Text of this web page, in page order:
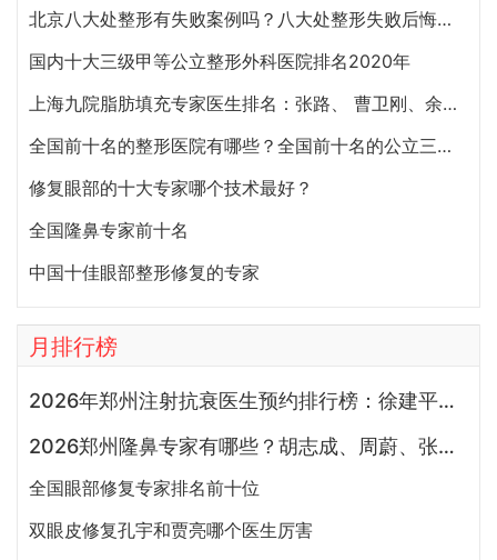
北京八大处整形有失败案例吗？八大处整形失败后悔怎么办？怎么投诉？
国内十大三级甲等公立整形外科医院排名2020年
上海九院脂肪填充专家医生排名：张路、 曹卫刚、余力（简介、案例、预约）
全国前十名的整形医院有哪些？全国前十名的公立三甲整形医院排名大全
修复眼部的十大专家哪个技术最好？
全国隆鼻专家前十名
中国十佳眼部整形修复的专家
月排行榜
2026年郑州注射抗衰医生预约排行榜：徐建平、张歌、赵永华、张婉霞、王妍芝、唐喜、李娟、朱怡梦哪个好？
2026郑州隆鼻专家有哪些？胡志成、周蔚、张海洋、王启立、张鹏、李冰谁做鼻子更好？
全国眼部修复专家排名前十位
双眼皮修复孔宇和贾亮哪个医生厉害